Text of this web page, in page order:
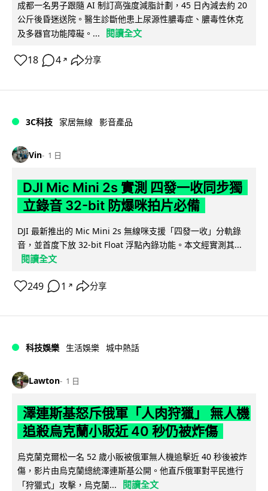
成都一名男子跟隨 AI 制訂高強度減脂計劃，45 日內減去約 20
公斤後昏迷送院。醫生診斷他患上尿源性膿毒症、膿毒性休克
及多器官功能障礙。...
閱讀全文
18 4 ↗ 分享
3C科技 家居無線 影音產品
Vin 1 日
DJI Mic Mini 2s 實測 四發一收同步獨
立錄音 32-bit 防爆咪拍片必備
DJI 最新推出的 Mic Mini 2s 無線咪支援「四發一收」分軌錄
音，並首度下放 32-bit Float 浮點內錄功能。本文經實測其...
閱讀全文
249 1 ↗ 分享
科技娛樂 生活娛樂 城中熱話
Lawton 1 日
澤連斯基怒斥俄軍「人肉狩獵」 無人機
追殺烏克蘭小販近 40 秒仍被炸傷
烏克蘭克爾松一名 52 歲小販被俄軍無人機追擊近 40 秒後被炸
傷，影片由烏克蘭總統澤連斯基公開。他直斥俄軍對平民進行
「狩獵式」攻擊，烏克蘭...
閱讀全文